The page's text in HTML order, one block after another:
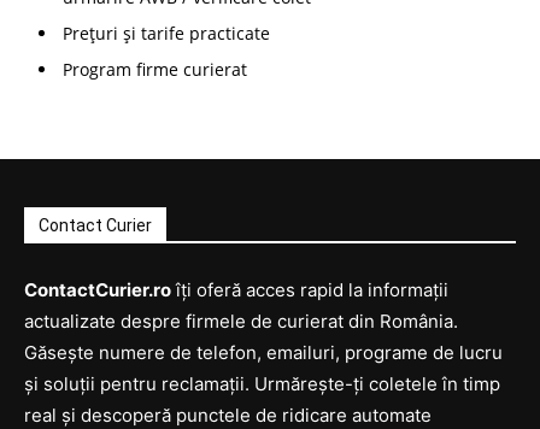
Prețuri și tarife practicate
Program firme curierat
Contact Curier
ContactCurier.roîți oferă acces rapid la informații
actualizate despre firmele de curierat din România.
Găsește numere de telefon, emailuri, programe de lucru
și soluții pentru reclamații. Urmărește-ți coletele în timp
real și descoperă punctele de ridicare automate